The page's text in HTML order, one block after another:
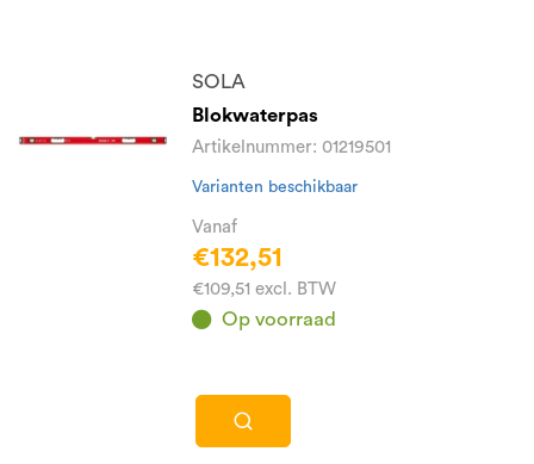
SOLA
Blokwaterpas
Artikelnummer: 01219501
Varianten beschikbaar
Vanaf
€132,51
€109,51 excl. BTW
Op voorraad